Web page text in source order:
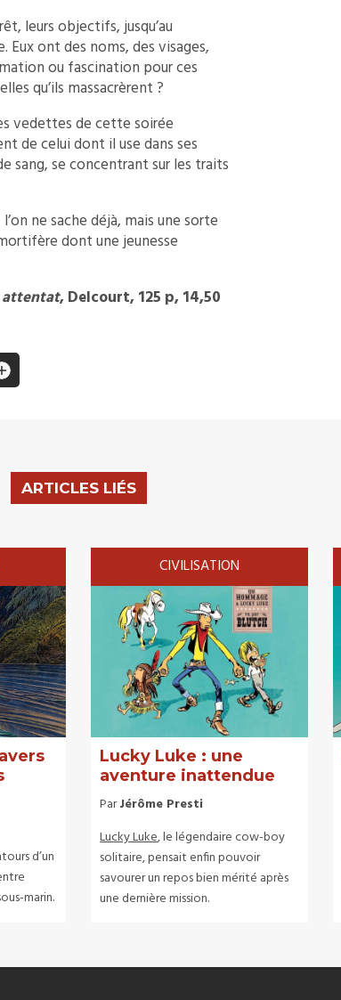
leurs objectifs, jusqu’au
ont des noms, des visages,
ou fascination pour ces
qu’ils massacrèrent ?
vedettes de cette soirée
de celui dont il use dans ses
sang, se concentrant sur les traits
ne sache déjà, mais une sorte
dont une jeunesse
attentat, Delcourt, 125 p, 14,50
ARTICLES LIÉS
d’un
marin.
CIVILISATION
Lucky Luke : une
aventure inattendue
ParJérôme Presti
Lucky Luke, le légendaire cow-boy
solitaire, pensait enfin pouvoir
savourer un repos bien mérité après
une dernière mission.